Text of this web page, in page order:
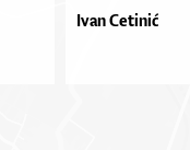
Ivan Cetinić